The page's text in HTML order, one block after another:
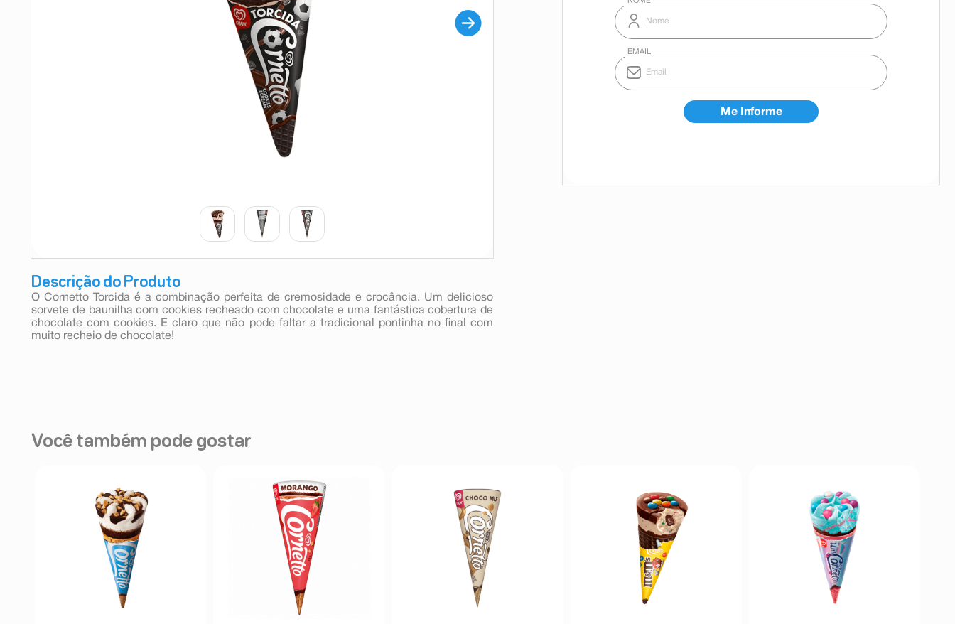
Descrição do Produto
O Cornetto Torcida é a combinação perfeita de cremosidade e crocância. Um delicioso
sorvete de baunilha com cookies recheado com chocolate e uma fantástica cobertura de
chocolate com cookies. E claro que não pode faltar a tradicional pontinha no final com
muito recheio de chocolate!
Você também pode gostar
esmalte
absorvente